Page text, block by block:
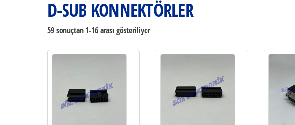
Kabloları
Toptan ve
Perakende
D-SUB KONNEKTÖRLER
59 sonuçtan 1-16 arası gösteriliyor